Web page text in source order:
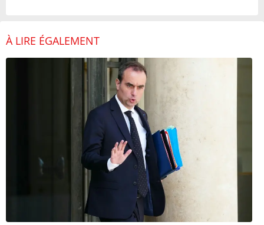
À LIRE ÉGALEMENT